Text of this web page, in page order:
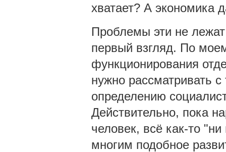
хватает? А экономика
Проблемы эти не лежат
первый взгляд. По
функционирования
нужно рассматривать
определению
Действительно, пока
человек, всё как-то
многим подобное